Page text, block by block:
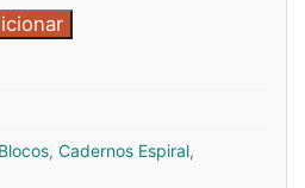
, Cadernos Espiral,